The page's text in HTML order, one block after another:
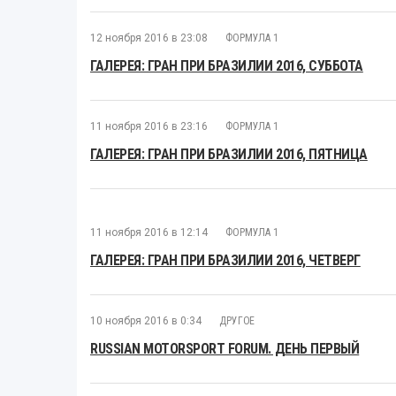
12 ноября 2016 в 23:08 ФОРМУЛА 1
ГАЛЕРЕЯ: ГРАН ПРИ БРАЗИЛИИ 2016, СУББОТА
11 ноября 2016 в 23:16 ФОРМУЛА 1
ГАЛЕРЕЯ: ГРАН ПРИ БРАЗИЛИИ 2016, ПЯТНИЦА
11 ноября 2016 в 12:14 ФОРМУЛА 1
ГАЛЕРЕЯ: ГРАН ПРИ БРАЗИЛИИ 2016, ЧЕТВЕРГ
10 ноября 2016 в 0:34 ДРУГОЕ
RUSSIAN MOTORSPORT FORUM. ДЕНЬ ПЕРВЫЙ